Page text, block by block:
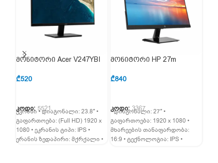
მონიტორი Acer V247YBI
(UM.QV7EE.001)
₾520
კოდი: 5521
ეკრანი • დიაგონალი: 23.8″ •
გაფართოება: (Full HD) 1920 x
1080 • ეკრანის ტიპი: IPS •
ერანის ზედაპირი: მქრქალი •
მონიტორი HP 27m
₾840
კოდი: 3367
• დიაგონალი: 27″ •
გაფართოება: 1920 x 1080 •
მხარეების თანაფარდობა:
16:9 • ტექნოლოგია: IPS •